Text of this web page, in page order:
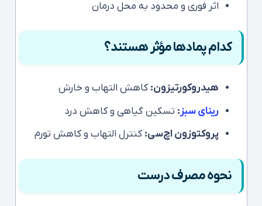
اثر فوری و محدود به محل درمان
کدام پمادها مؤثر هستند؟
هیدروکورتیزون:کاهش التهاب و خارش
رینای سبز: تسکین گیاهی و کاهش درد
پروکتوزون اچ‌سی:کنترل التهاب و کاهش تورم
نحوه مصرف درست